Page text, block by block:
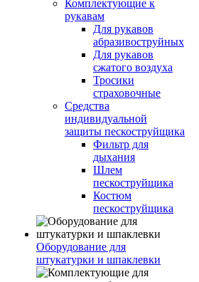
Комплектующие к
рукавам
Для рукавов
абразивоструйных
Для рукавов
сжатого воздуха
Тросики
страховочные
Средства
индивидуальной
защиты пескоструйщика
Фильтр для
дыхания
Шлем
пескоструйщика
Костюм
пескоструйщика
Оборудование для
штукатурки и шпаклевки